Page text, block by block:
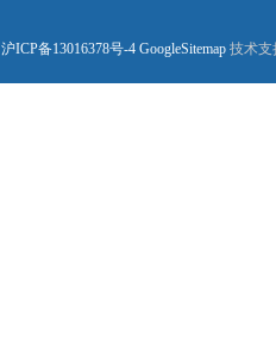
沪ICP备13016378号-4 GoogleSitemap 技术支